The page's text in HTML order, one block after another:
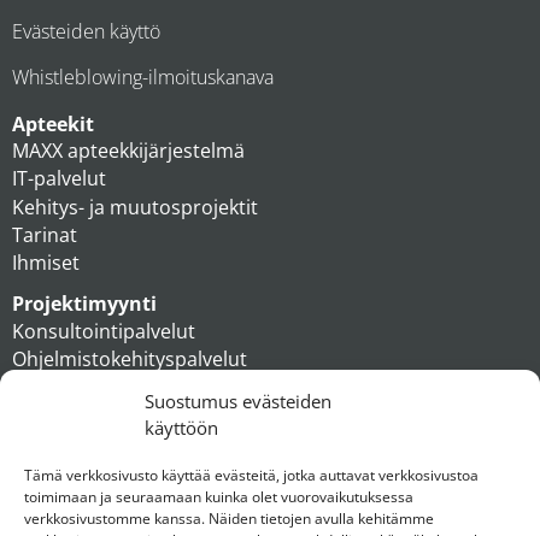
Suostumus evästeiden
käyttöön
Tämä verkkosivusto käyttää evästeitä, jotka auttavat verkkosivustoa
toimimaan ja seuraamaan kuinka olet vuorovaikutuksessa
verkkosivustomme kanssa. Näiden tietojen avulla kehitämme
Evästeiden käyttö
Whistleblowing-ilmoituskanava
Apteekit
MAXX apteekkijärjestelmä
IT-palvelut
Kehitys- ja muutosprojektit
Tarinat
Ihmiset
Projektimyynti
Konsultointipalvelut
Ohjelmistokehityspalvelut
Ihmiset
Konserni